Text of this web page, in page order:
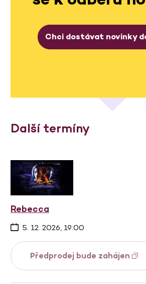
Chci dostávat novinky
Další termíny
Rebecca
5. 12. 2026, 19:00
Předprodej bude zahájen